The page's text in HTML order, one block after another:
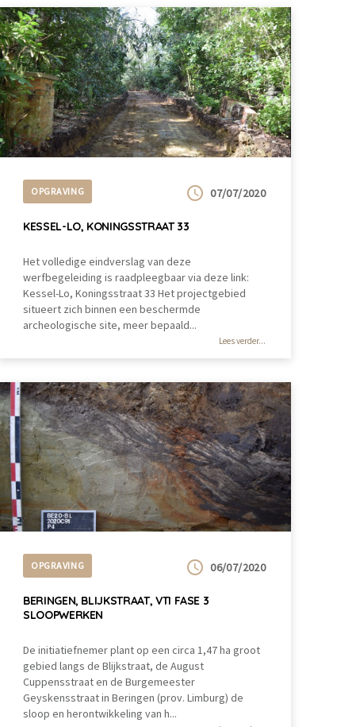
07/07/2020
OPGRAVING
KESSEL-LO, KONINGSSTRAAT 33
Het volledige eindverslag van deze
werfbegeleiding is raadpleegbaar via deze link:
Kessel-Lo, Koningsstraat 33 Het projectgebied
situeert zich binnen een beschermde
archeologische site, meer bepaald...
Lees verder...
06/07/2020
OPGRAVING
BERINGEN, BLIJKSTRAAT, VTI FASE 3
SLOOPWERKEN
De initiatiefnemer plant op een circa 1,47 ha groot
gebied langs de Blijkstraat, de August
Cuppensstraat en de Burgemeester
Geyskensstraat in Beringen (prov. Limburg) de
sloop en herontwikkeling van h...